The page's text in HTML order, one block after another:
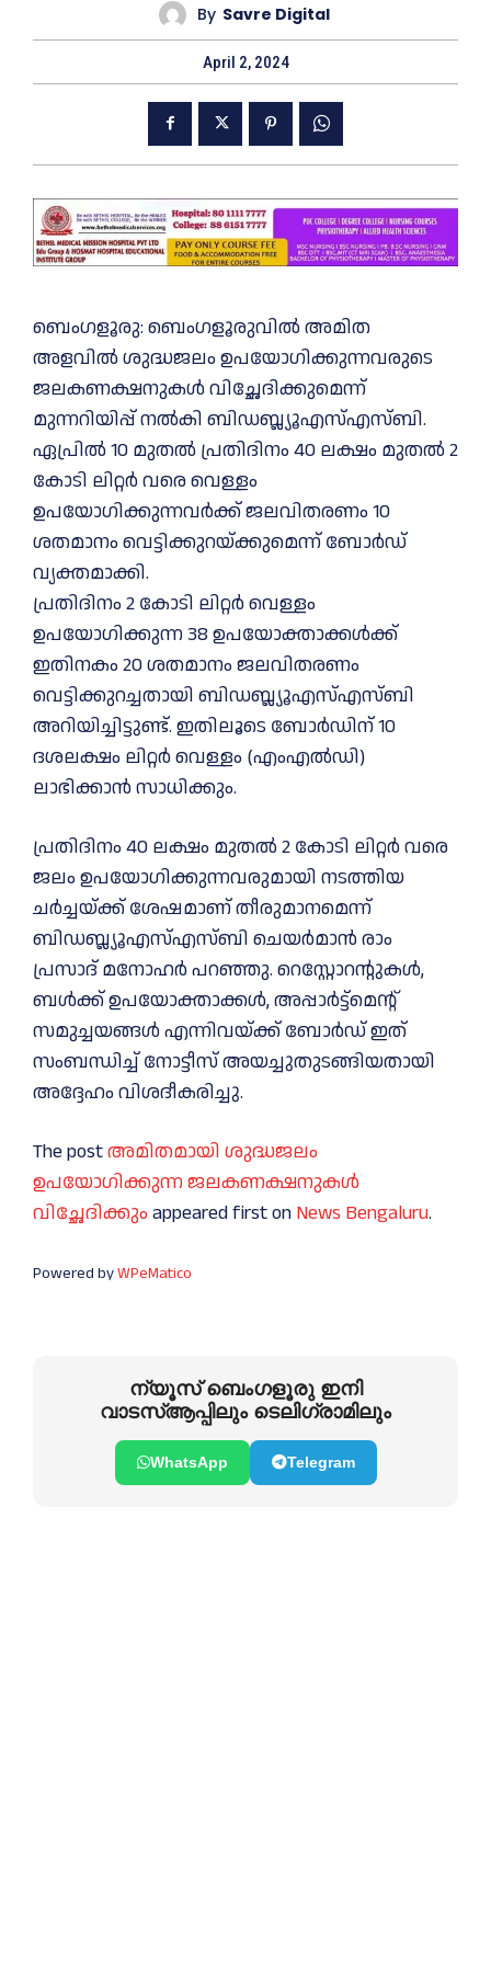
By Savre Digital
April 2, 2024
ബെംഗളൂരു: ബെംഗളൂരുവിൽ അമിത
അളവിൽ ശുദ്ധജലം ഉപയോഗിക്കുന്നവരുടെ
ജലകണക്ഷനുകൾ വിച്ഛേദിക്കുമെന്ന്
മുന്നറിയിപ്പ് നൽകി ബിഡബ്ല്യൂഎസ്എസ്ബി.
ഏപ്രിൽ 10 മുതൽ പ്രതിദിനം 40 ലക്ഷം മുതൽ 2
കോടി ലിറ്റർ വരെ വെള്ളം
ഉപയോഗിക്കുന്നവർക്ക് ജലവിതരണം 10
ശതമാനം വെട്ടിക്കുറയ്ക്കുമെന്ന് ബോർഡ്‌
വ്യക്തമാക്കി.
പ്രതിദിനം 2 കോടി ലിറ്റർ വെള്ളം
ഉപയോഗിക്കുന്ന 38 ഉപയോക്താക്കൾക്ക്
ഇതിനകം 20 ശതമാനം ജലവിതരണം
വെട്ടിക്കുറച്ചതായി ബിഡബ്ല്യൂഎസ്എസ്ബി
അറിയിച്ചിട്ടുണ്ട്. ഇതിലൂടെ ബോർഡിന് 10
ദശലക്ഷം ലിറ്റർ വെള്ളം (എംഎൽഡി)
ലാഭിക്കാൻ സാധിക്കും.
പ്രതിദിനം 40 ലക്ഷം മുതൽ 2 കോടി ലിറ്റർ വരെ
ജലം ഉപയോഗിക്കുന്നവരുമായി നടത്തിയ
ചർച്ചയ്ക്ക് ശേഷമാണ് തീരുമാനമെന്ന്
ബിഡബ്ല്യൂഎസ്എസ്ബി ചെയർമാൻ രാം
പ്രസാദ് മനോഹർ പറഞ്ഞു. റെസ്റ്റോറൻ്റുകൾ,
ബൾക്ക് ഉപയോക്താക്കൾ, അപ്പാർട്ട്മെൻ്റ്
സമുച്ചയങ്ങൾ എന്നിവയ്ക്ക് ബോർഡ്‌ ഇത്
സംബന്ധിച്ച് നോട്ടീസ് അയച്ചുതുടങ്ങിയതായി
അദ്ദേഹം വിശദീകരിച്ചു.
The postഅമിതമായി ശുദ്ധജലം
ഉപയോഗിക്കുന്ന ജലകണക്ഷനുകൾ
വിച്ഛേദിക്കും appeared first on News Bengaluru.
Powered byWPeMatico
ന്യൂസ് ബെംഗളൂരു ഇനി
വാടസ്ആപ്പിലും ടെലിഗ്രാമിലും
WhatsApp Telegram